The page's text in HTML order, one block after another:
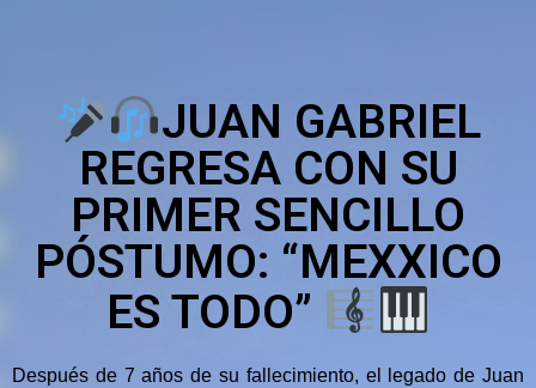
JUAN GABRIEL
REGRESA CON SU
PRIMER SENCILLO
PÓSTUMO: “MEXXICO
ES TODO”
Después de 7 años de su fallecimiento, el legado de Juan